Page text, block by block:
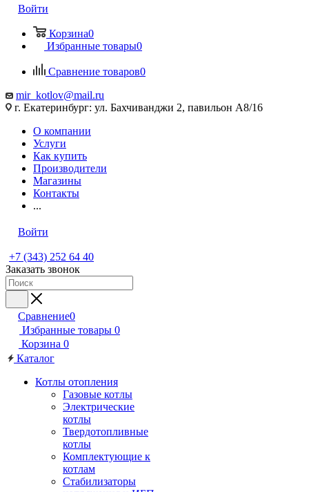
Войти
Корзина0
Избранные товары0
Сравнение товаров0
mir_kotlov@mail.ru
г. Екатеринбург: ул. Бахчиванджи 2, павильон А8/16
О компании
Услуги
Как купить
Производители
Магазины
Контакты
...
Войти
+7 (343) 252 64 40
Заказать звонок
Сравнение0
Избранные товары 0
Корзина 0
Каталог
Котлы отопления
Газовые котлы
Электрические
котлы
Твердотопливные
котлы
Комплектующие к
котлам
Стабилизаторы